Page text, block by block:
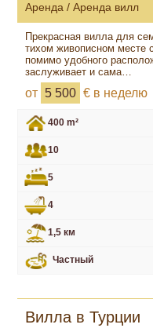
Аренда / Аренда вилл
Прекрасная вилла для
тихом живописном месте
помимо удобного
заслуживает и сама…
от 5 500 € в неделю
400 m²
10
5
4
1,5 км
Частный
Вилла в Турции